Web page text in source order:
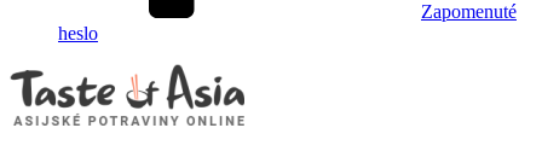
Zapomenuté
heslo